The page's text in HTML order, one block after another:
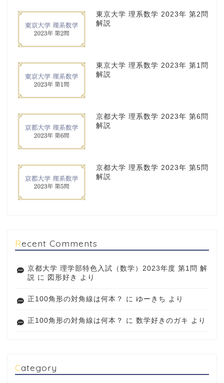
東京大学 理系数学 2023年 第2問
解説
東京大学 理系数学 2023年 第1問
解説
京都大学 理系数学 2023年 第6問
解説
京都大学 理系数学 2023年 第5問
解説
Recent Comments
京都大学 理学部特色入試（数学）2023年度 第1問 解
説 に 図形好き より
正100角形の対角線は何本？ に ゆーきち より
正100角形の対角線は何本？ に 数学好きのガキ より
Category